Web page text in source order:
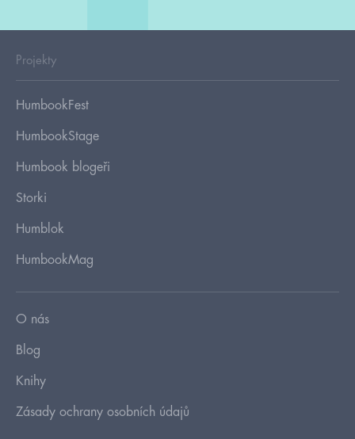
Projekty
HumbookFest
HumbookStage
Humbook blogeři
Storki
Humblok
HumbookMag
O nás
Blog
Knihy
Zásady ochrany osobních údajů